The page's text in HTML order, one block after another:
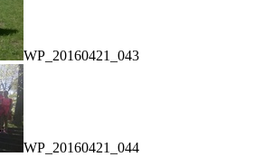
WP_20160421_043
WP_20160421_044